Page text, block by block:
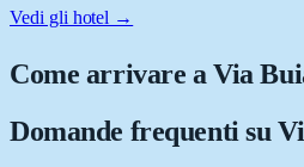
Vedi gli hotel →
Come arrivare aVia
Domande frequenti su